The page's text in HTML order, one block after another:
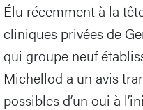
Élu récemment à la
cliniques privées de
qui groupe neuf
Michellod a un avis
possibles d’un oui à